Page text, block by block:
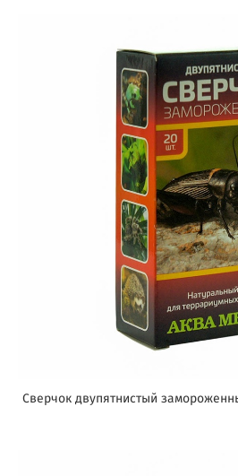
Сверчок двупятнистый